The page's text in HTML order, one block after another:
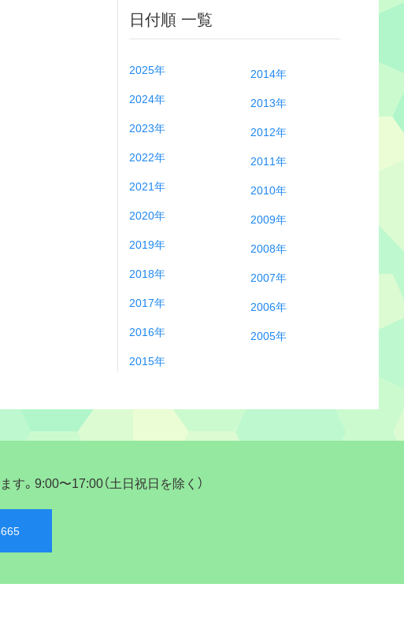
日付順 一覧
2025年
2024年
2023年
2022年
2021年
2020年
2019年
2018年
2017年
2016年
2015年
2014年
2013年
2012年
2011年
2010年
2009年
2008年
2007年
2006年
2005年
。9:00〜17:00（土日祝日を除く）